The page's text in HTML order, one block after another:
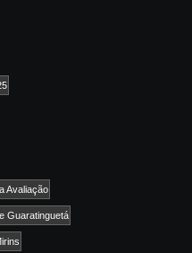
Avaliação
Guaratinguetá